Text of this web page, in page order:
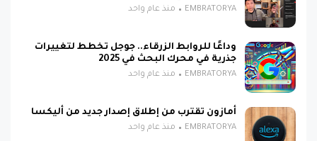
EMBRATORYA منذ عام واحد
وداعًا للروابط الزرقاء.. جوجل تخطط لتغييرات
جذرية في محرك البحث في 2025
EMBRATORYA منذ عام واحد
أمازون تقترب من إطلاق إصدار جديد من أليكسا
EMBRATORYA منذ عام واحد